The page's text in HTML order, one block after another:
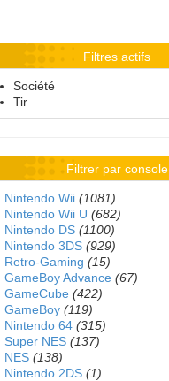
Filtres actifs
Société
Tir
Filtrer par console
Nintendo Wii (1081)
Nintendo Wii U (682)
Nintendo DS (1100)
Nintendo 3DS (929)
Retro-Gaming (15)
GameBoy Advance (67)
GameCube (422)
GameBoy (119)
Nintendo 64 (315)
Super NES (137)
NES (138)
Nintendo 2DS (1)